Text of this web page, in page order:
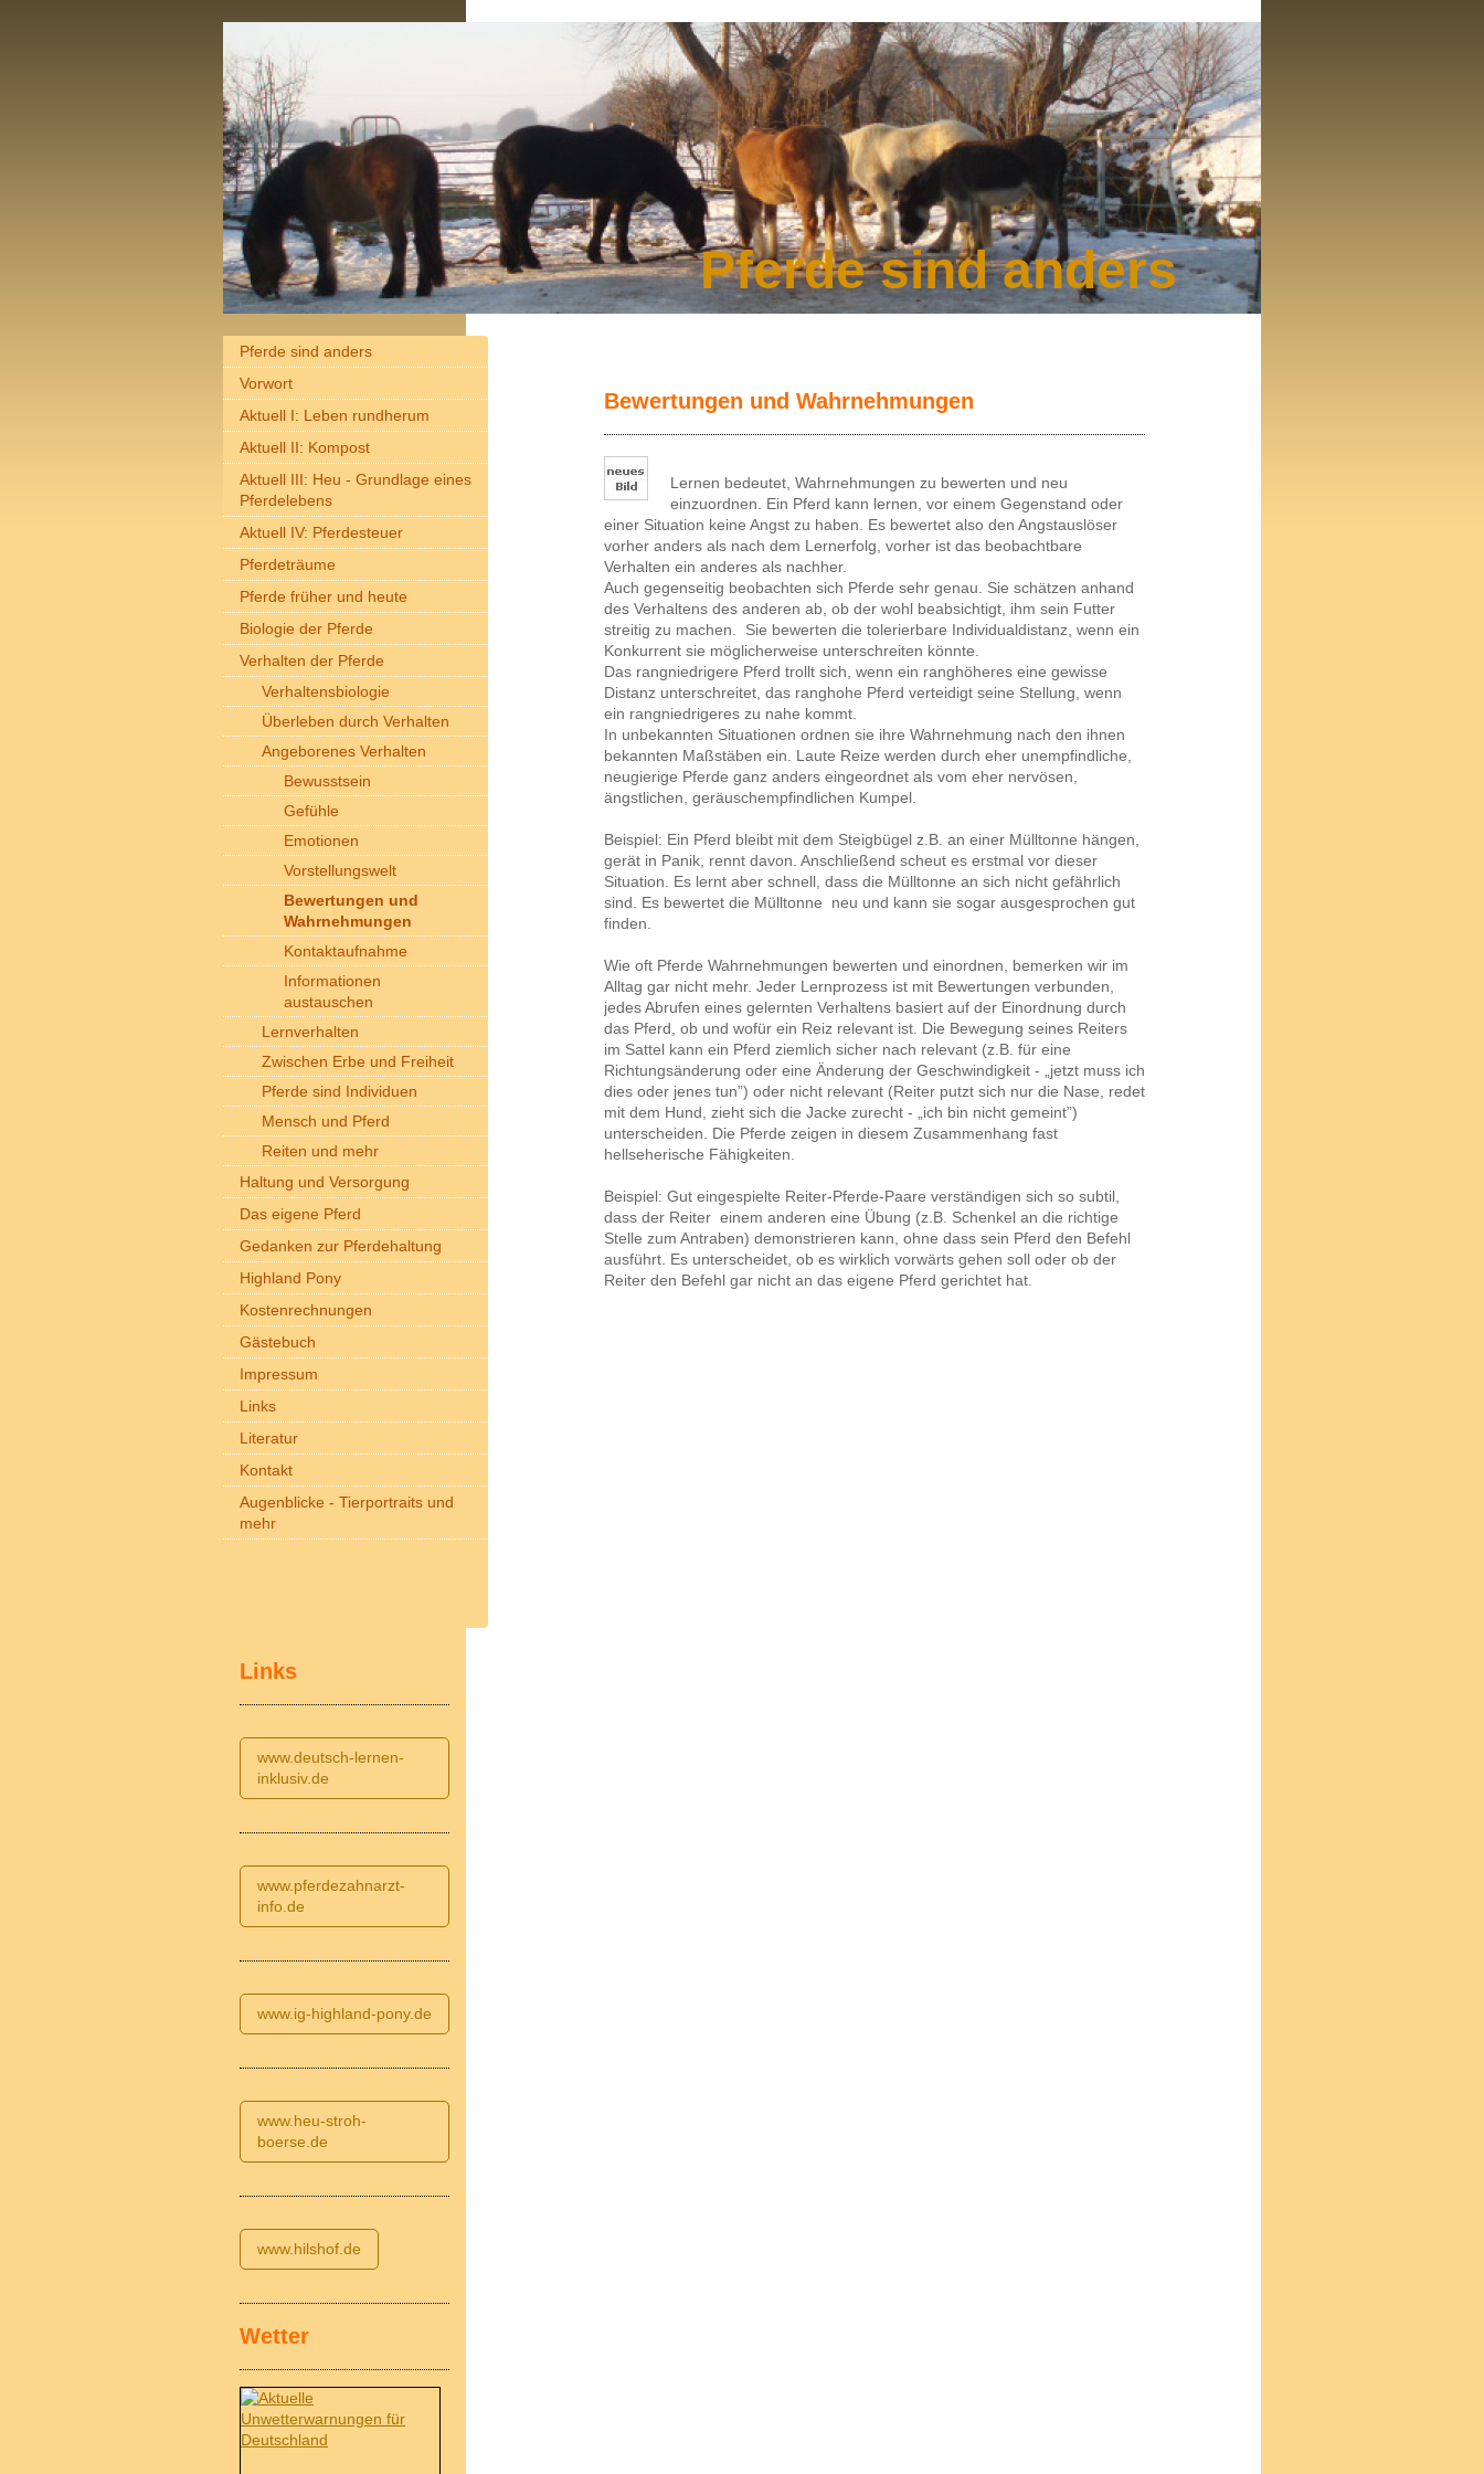
Pferde sind anders
Bewertungen und Wahrnehmungen
Lernen bedeutet, Wahrnehmungen zu bewerten und neu
einzuordnen. Ein Pferd kann lernen, vor einem Gegenstand oder
einer Situation keine Angst zu haben. Es bewertet also den Angstauslöser
vorher anders als nach dem Lernerfolg, vorher ist das beobachtbare
Verhalten ein anderes als nachher.
Auch gegenseitig beobachten sich Pferde sehr genau. Sie schätzen anhand
des Verhaltens des anderen ab, ob der wohl beabsichtigt, ihm sein Futter
streitig zu machen. Sie bewerten die tolerierbare Individualdistanz, wenn ein
Konkurrent sie möglicherweise unterschreiten könnte.
Das rangniedrigere Pferd trollt sich, wenn ein ranghöheres eine gewisse
Distanz unterschreitet, das ranghohe Pferd verteidigt seine Stellung, wenn
ein rangniedrigeres zu nahe kommt.
In unbekannten Situationen ordnen sie ihre Wahrnehmung nach den ihnen
bekannten Maßstäben ein. Laute Reize werden durch eher unempfindliche,
neugierige Pferde ganz anders eingeordnet als vom eher nervösen,
ängstlichen, geräuschempfindlichen Kumpel.
Beispiel: Ein Pferd bleibt mit dem Steigbügel z.B. an einer Mülltonne hängen,
gerät in Panik, rennt davon. Anschließend scheut es erstmal vor dieser
Situation. Es lernt aber schnell, dass die Mülltonne an sich nicht gefährlich
sind. Es bewertet die Mülltonne neu und kann sie sogar ausgesprochen gut
finden.
Wie oft Pferde Wahrnehmungen bewerten und einordnen, bemerken wir im
Alltag gar nicht mehr. Jeder Lernprozess ist mit Bewertungen verbunden,
jedes Abrufen eines gelernten Verhaltens basiert auf der Einordnung durch
das Pferd, ob und wofür ein Reiz relevant ist. Die Bewegung seines Reiters
im Sattel kann ein Pferd ziemlich sicher nach relevant (z.B. für eine
Richtungsänderung oder eine Änderung der Geschwindigkeit - „jetzt muss ich
dies oder jenes tun”) oder nicht relevant (Reiter putzt sich nur die Nase, redet
mit dem Hund, zieht sich die Jacke zurecht - „ich bin nicht gemeint”)
unterscheiden. Die Pferde zeigen in diesem Zusammenhang fast
hellseherische Fähigkeiten.
Beispiel: Gut eingespielte Reiter-Pferde-Paare verständigen sich so subtil,
dass der Reiter einem anderen eine Übung (z.B. Schenkel an die richtige
Stelle zum Antraben) demonstrieren kann, ohne dass sein Pferd den Befehl
ausführt. Es unterscheidet, ob es wirklich vorwärts gehen soll oder ob der
Reiter den Befehl gar nicht an das eigene Pferd gerichtet hat.
Pferde sind anders
Vorwort
Aktuell I: Leben rundherum
Aktuell II: Kompost
Aktuell III: Heu - Grundlage eines
Pferdelebens
Aktuell IV: Pferdesteuer
Pferdeträume
Pferde früher und heute
Biologie der Pferde
Verhalten der Pferde
Verhaltensbiologie
Überleben durch Verhalten
Angeborenes Verhalten
Bewusstsein
Gefühle
Emotionen
Vorstellungswelt
Bewertungen und
Wahrnehmungen
Kontaktaufnahme
Informationen
austauschen
Lernverhalten
Zwischen Erbe und Freiheit
Pferde sind Individuen
Mensch und Pferd
Reiten und mehr
Haltung und Versorgung
Das eigene Pferd
Gedanken zur Pferdehaltung
Highland Pony
Kostenrechnungen
Gästebuch
Impressum
Links
Literatur
Kontakt
Augenblicke - Tierportraits und
mehr
Links
www.deutsch-lernen-
inklusiv.de
www.pferdezahnarzt-
info.de
www.ig-highland-pony.de
www.heu-stroh-
boerse.de
www.hilshof.de
Wetter